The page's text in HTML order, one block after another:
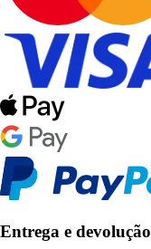
Entrega e devolução